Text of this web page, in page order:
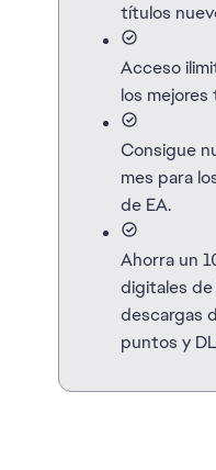
títulos
Acceso
los
Consigue
mes para
de EA.
Ahorra un
digitales de
descargas
puntos y